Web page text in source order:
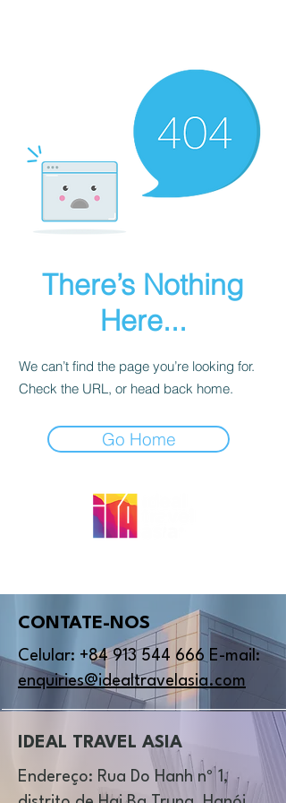
There’s Nothing
Here...
We can’t find the page you’re looking for.
Check the URL, or head back home.
Go Home
CONTATE-NOS
Celular: +84 913 544 666 E-mail:
enquiries@idealtravelasia.com
IDEAL TRAVEL ASIA
Endereço: Rua Do Hanh nº 1,